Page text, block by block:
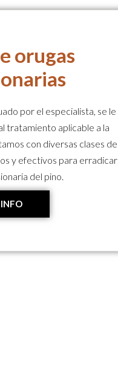
orugas
por el especialista, se le
tratamiento aplicable a la
con diversas clases de
y efectivos para erradicar
del pino.